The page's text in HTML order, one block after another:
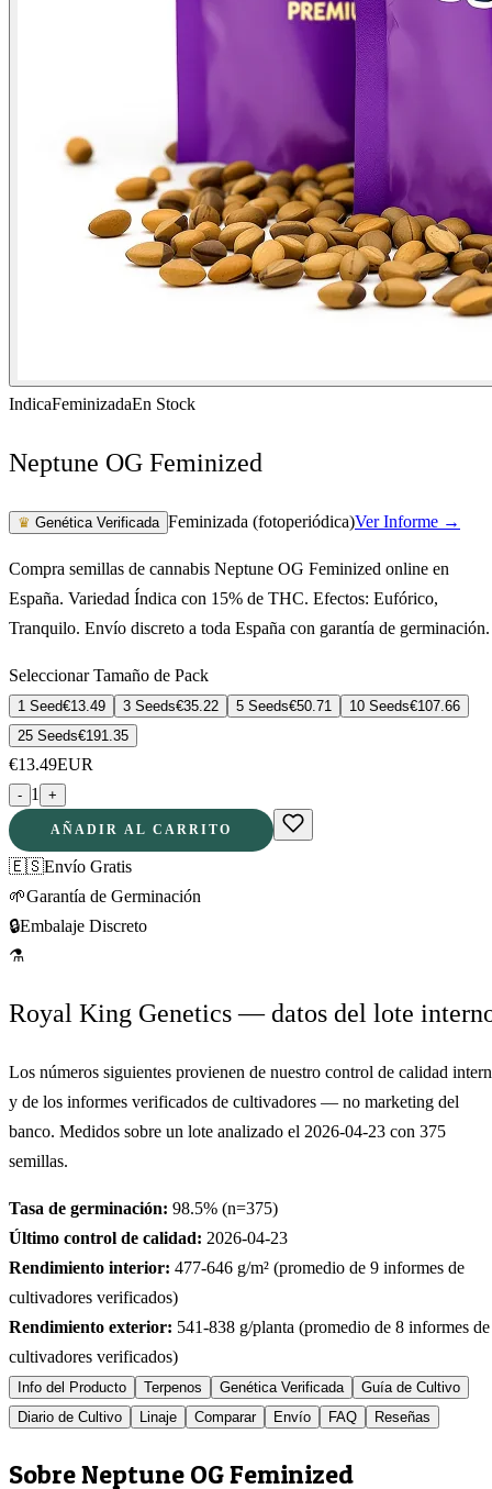
IndicaFeminizadaEn Stock
Neptune OG Feminized
♛ Genética Verificada Feminizada (fotoperiódica)Ver Informe →
Compra semillas de cannabis Neptune OG Feminized online en
España. Variedad Índica con 15% de THC. Efectos: Eufórico,
Tranquilo. Envío discreto a toda España con garantía de germinación.
Seleccionar Tamaño de Pack
1 Seed€13.49 3 Seeds€35.22 5 Seeds€50.71 10 Seeds€107.66
25 Seeds€191.35
€13.49EUR
- 1 +
AÑADIR AL CARRITO
🇪🇸Envío Gratis
🌱Garantía de Germinación
🔒Embalaje Discreto
⚗
Royal King Genetics — datos del lote
Los números siguientes provienen de nuestro control de calidad
y de los informes verificados de cultivadores — no marketing del
banco. Medidos sobre un lote analizado el 2026-04-23 con 375
semillas.
Tasa de germinación: 98.5% (n=375)
Último control de calidad: 2026-04-23
Rendimiento interior: 477-646 g/m² (promedio de 9 informes de
cultivadores verificados)
Rendimiento exterior: 541-838 g/planta (promedio de 8 informes de
cultivadores verificados)
Info del Producto Terpenos Genética Verificada
Guía de Cultivo
Diario de Cultivo
Linaje Comparar Envío FAQ Reseñas
Sobre Neptune OG Feminized